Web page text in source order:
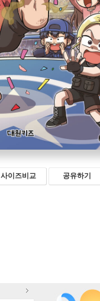
사이즈비교 공유하기